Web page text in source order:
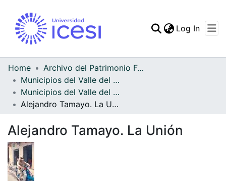
Log In
Home
Archivo del Patrimonio Fotográfico y Fílmico del Valle del Cauca
Municipios del Valle del Cauca
Municipios del Valle del Cauca
Alejandro Tamayo. La Unión
Alejandro Tamayo. La Unión